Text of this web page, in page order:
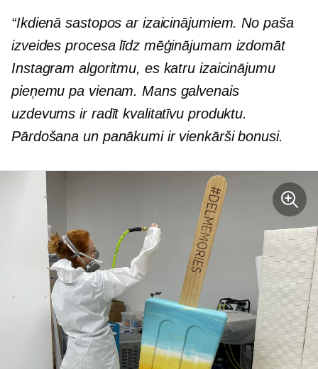
“Ikdienā sastopos ar izaicinājumiem. No paša
izveides procesa līdz mēģinājumam izdomāt
Instagram algoritmu, es katru izaicinājumu
pieņemu pa vienam. Mans galvenais
uzdevums ir radīt kvalitatīvu produktu.
Pārdošana un panākumi ir vienkārši bonusi.